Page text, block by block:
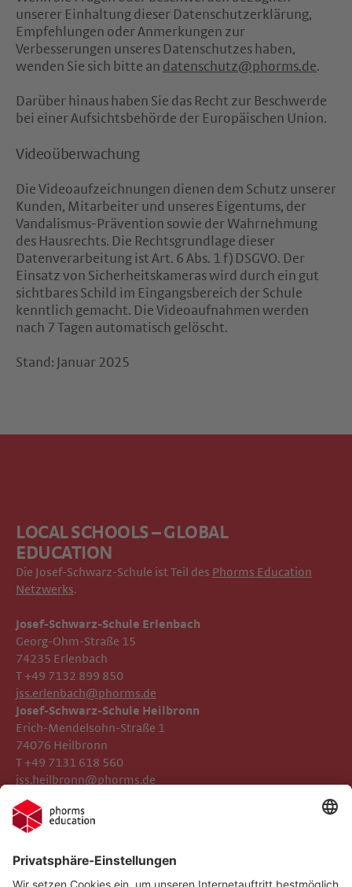
unserer Einhaltung dieser Datenschutzerklärung,
Empfehlungen oder Anmerkungen zur
Verbesserungen unseres Datenschutzes haben,
wenden Sie sich bitte an datenschutz@phorms.de.
Darüber hinaus haben Sie das Recht zur Beschwerde
bei einer Aufsichtsbehörde der Europäischen Union.
Videoüberwachung
Die Videoaufzeichnungen dienen dem Schutz unserer
Kunden, Mitarbeiter und unseres Eigentums, der
Vandalismus-Prävention sowie der Wahrnehmung
des Hausrechts. Die Rechtsgrundlage dieser
Datenverarbeitung ist Art. 6 Abs. 1 f) DSGVO. Der
Einsatz von Sicherheitskameras wird durch ein gut
sichtbares Schild im Eingangsbereich der Schule
kenntlich gemacht. Die Videoaufnahmen werden
nach 7 Tagen automatisch gelöscht.
Stand: Januar 2025
LOCAL SCHOOLS – GLOBAL
EDUCATION
Die Josef-Schwarz-Schule ist Teil des Phorms Education
Netzwerks.
Josef-Schwarz-Schule Erlenbach
Georg-Ohm-Straße 15
74235 Erlenbach
T +49 7132 899 850
jss.erlenbach@phorms.de
Impressum
Datenschutz
Phorms Education
Josef-Schwarz-Schule Heilbronn
Erich-Mendelsohn-Straße 1
74076 Heilbronn
T +49 7131 618 560
jss.heilbronn@phorms.de